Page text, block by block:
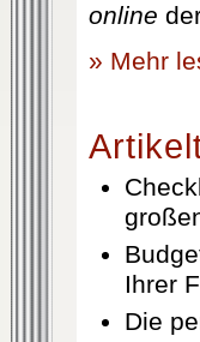
online
» Mehr
Ihrer
Die